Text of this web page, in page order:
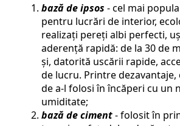
bază de ipsos - cel mai
pentru lucrări de interior,
realizați pereți albi perfecti,
aderență rapidă: de la 30 de
și, datorită uscării rapide,
de lucru. Printre dezavantaje,
de a-l folosi în încăperi cu un
umiditate;
bază de ciment- folosit în